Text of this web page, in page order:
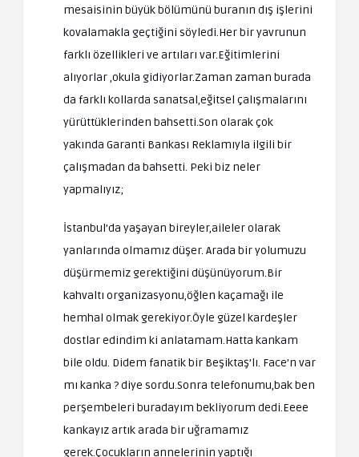
mesaisinin büyük bölümünü buranın dış işlerini
kovalamakla geçtiğini söyledi.Her bir yavrunun
farklı özellikleri ve artıları var.Eğitimlerini
alıyorlar ,okula gidiyorlar.Zaman zaman burada
da farklı kollarda sanatsal,eğitsel çalışmalarını
yürüttüklerinden bahsetti.Son olarak çok
yakında Garanti Bankası Reklamıyla ilgili bir
çalışmadan da bahsetti. Peki biz neler
yapmalıyız;
İstanbul’da yaşayan bireyler,aileler olarak
yanlarında olmamız düşer. Arada bir yolumuzu
düşürmemiz gerektiğini düşünüyorum.Bir
kahvaltı organizasyonu,öğlen kaçamağı ile
hemhal olmak gerekiyor.Öyle güzel kardeşler
dostlar edindim ki anlatamam.Hatta kankam
bile oldu. Didem fanatik bir Beşiktaş’lı. Face’n var
mı kanka ? diye sordu.Sonra telefonumu,bak ben
perşembeleri buradayım bekliyorum dedi.Eeee
kankayız artık arada bir uğramamız
gerek.Çocukların annelerinin yaptığı